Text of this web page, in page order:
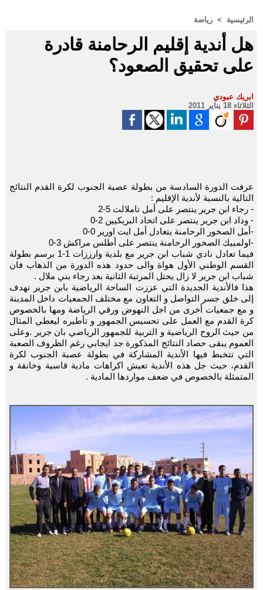
الرئيسية > رياضة
هل أندية إقليم الرحامنة قادرة
على تحقيق الصعود؟
ابريك عبودي
الثلاثاء 18 يناير 2011
عرفت الدورة السادسة من بطولة عصبة الجنوب لكرة القدم النتائج
التالية بالنسبة لأندية الإقليم :
- رجاء ابن جرير ينتصر على أمل تاملالت 5-2
- وداد ابن جرير ينتصر على اتحاد البريكيين 2-0
-أمل الصخور الرحامنة يتعادل أمل ايت اورير 0-0
-اولمبيك الصخور الرحامنة ينتصر على أطلس مراكش 3-0
فيما تعادل نادي شباب ابن جرير مع بلدية وارززات 1-1 برسم بطولة
القسم الوطني الأول هواة والى حدود هذه الدورة من الذهاب فان
شباب ابن جرير لا زال يحتل المرتبة الثانية بعد رجاء بني ملال .
هذا فالأندية الجديدة التي عززت الساحة الرياضية بابن جرير تهدف
إلى خلق جسر التواصل و التعاون مع مختلف الجمعيات داخل المدينة
و مع جمعيات أخرى من اجل النهوض ورقي الرياضة ومها بالخصوص
كرة القدم مع العمل على تحسيس الجمهور و تأطيره ليعطي المثال
من حيث الروح الرياضية و التربية للجمهور الرياضي بان جرير .وعلى
العموم يبقى حصاد النتائج المذكورة جد ايجابي رغم الظروف الصعبة
التي تتخبط فيها الأندية المشاركة في بطولة عصبة الجنوب لكرة
القدم، حيث جل هذه الأندية تعيش اكراهات مادية قاسية وخانقة و
المتمثلة بالخصوص في ضعف مواردها المادية .